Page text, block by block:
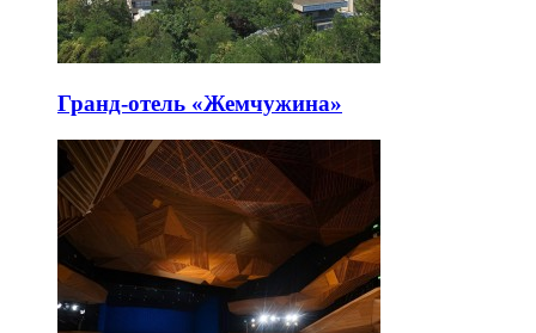
Гранд-отель «Жемчужина»